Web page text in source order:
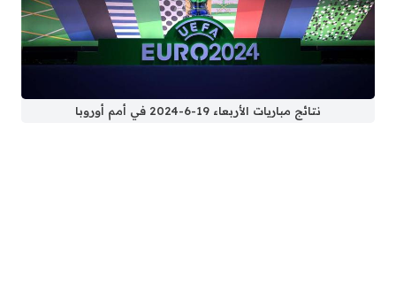
نتائج مباريات الأربعاء 19-6-2024 في أمم أوروبا